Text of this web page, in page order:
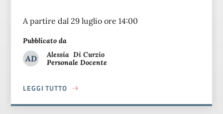
A partire dal 29 luglio ore 14:00
Pubblicato da
AD
Alessia Di Curzio
Alessia Di Curzio
Personale Docente
LEGGI TUTTO
ABOUT PUBBLICAZIONE GRADUATORIE DEFINITIVE SEZ.